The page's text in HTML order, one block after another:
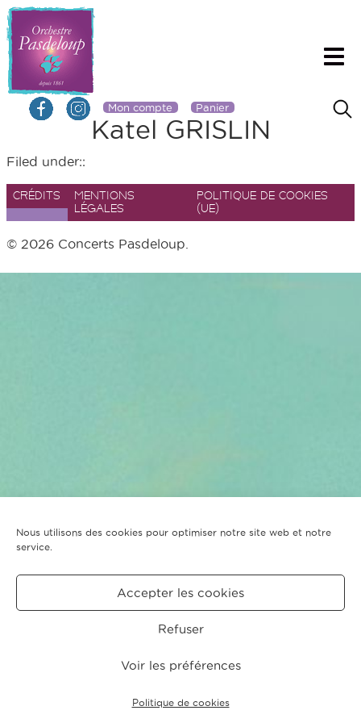
Nous utilisons des cookies pour optimiser notre site web et notre
service.
Accepter les cookies
Refuser
Voir les préférences
Politique de cookies
Mon compte Panier
Katel GRISLIN
Filed under::
CRÉDITS
MENTIONS
LÉGALES
POLITIQUE DE COOKIES
(UE)
© 2026 Concerts Pasdeloup.